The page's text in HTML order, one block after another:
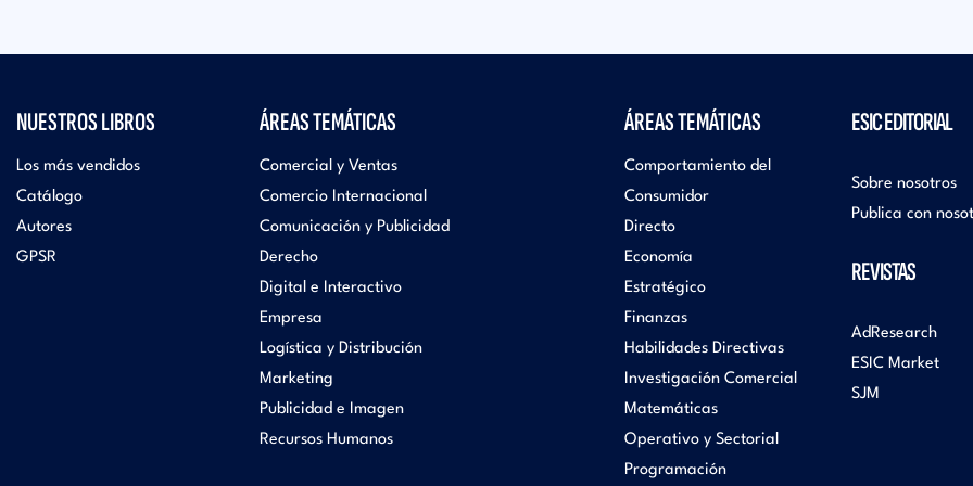
NUESTROS LIBROS
Los más vendidos
Catálogo
Autores
GPSR
ÁREAS TEMÁTICAS
Comercial y Ventas
Comercio Internacional
Comunicación y Publicidad
Derecho
Digital e Interactivo
Empresa
Logística y Distribución
Marketing
Publicidad e Imagen
Recursos Humanos
ÁREAS TEMÁTICAS
Comportamiento del
Consumidor
Directo
Economía
Estratégico
Finanzas
Habilidades Directivas
Investigación Comercial
Matemáticas
Operativo y Sectorial
Programación
ESIC EDITORIAL
Sobre nosotros
Publica con
REVISTAS
AdResearch
ESIC Market
SJM